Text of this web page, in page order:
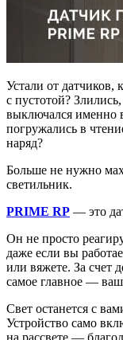
Устали от датчиков,
с пустотой?
выключался именно
погружались в
наряд?
Больше не нужно
светильник.
PRIME RP — это
Он не просто
даже если вы
или вяжете. За счет
самое главное —
Свет останется с
Устройство само
на рассвете —